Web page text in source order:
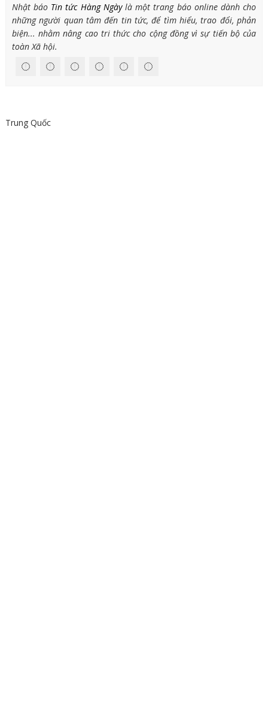
Nhật báo Tin tức Hàng Ngàylà một trang báo online dành cho
những người quan tâm đến tin tức, để tìm hiểu, trao đổi, phản
biện... nhằm nâng cao tri thức cho cộng đồng vì sự tiến bộ của
toàn Xã hội.
Trung Quốc